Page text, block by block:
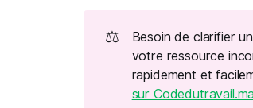
⚖️ Besoin de clarifier
votre ressource
rapidement et
sur